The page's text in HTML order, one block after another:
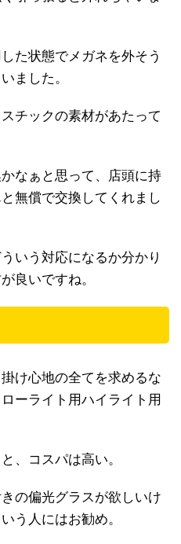
た状態でメガネを外そう
ました。
チックの素材があたって
なぁと思って、店頭に持
無償で交換してくれまし
いう対応になるか分かり
良いですね。
け心地の全てを求めるな
ーライト用ハイライト用
、コスパは高い。
の偏光グラスが欲しいけ
う人にはお勧め。